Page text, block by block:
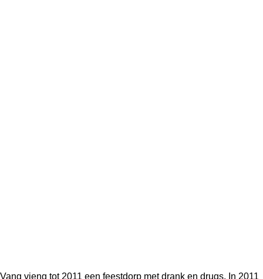
Vang vieng tot 2011 een feestdorp met drank en drugs. In 2011